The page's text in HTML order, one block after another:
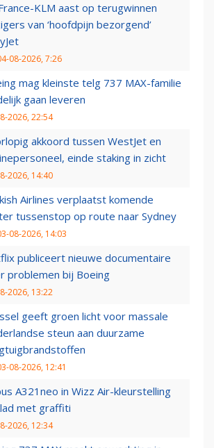
KLM aast op terugwinnen
van ‘hoofdpijn bezorgend’
08-2026, 7:26
mag kleinste telg 737 MAX-familie
gaan leveren
2026, 22:54
akkoord tussen WestJet en
einde staking in zicht
2026, 14:40
Airlines verplaatst komende
tussenstop op route naar Sydney
08-2026, 14:03
publiceert nieuwe documentaire
problemen bij Boeing
2026, 13:22
geeft groen licht voor massale
steun aan duurzame
08-2026, 12:41
A321neo in Wizz Air-kleurstelling
met graffiti
2026, 12:34